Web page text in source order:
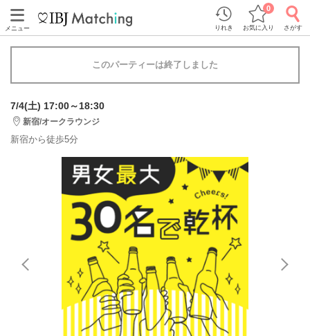
メニュー りれき お気に入り
0
さがす
このパーティーは終了しました
7/4(土) 17:00～18:30
新宿/オークラウンジ
新宿から徒歩5分